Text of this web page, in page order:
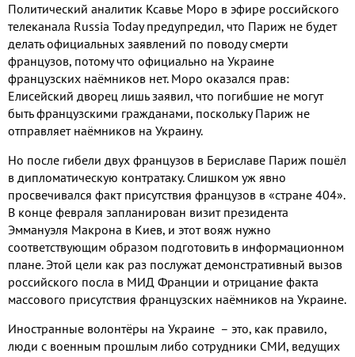
Политический аналитик Ксавье Моро в эфире российского
телеканала Russia Todayпредупредил, что Париж не будет
делать официальных заявлений по поводу смерти
французов, потому что официально на Украине
французских наёмников нет. Моро оказался прав:
Елисейский дворец лишь заявил, что погибшие не могут
быть французскими гражданами, поскольку Париж не
отправляет наёмников на Украину.
Но после гибели двух французов в Бериславе Париж пошёл
в дипломатическую контратаку. Слишком уж явно
просвечивался факт присутствия французов в «стране 404».
В конце февраля запланирован визит президента
Эммануэля Макрона в Киев, и этот вояж нужно
соответствующим образом подготовить в информационном
плане.Этой цели как раз послужат демонстративный вызов
российского посла в МИД Франции и отрицание факта
массового присутствия французских наёмников на Украине.
Иностранные волонтёры на Украине – это, как правило,
люди с военным прошлым либо сотрудники СМИ, ведущих